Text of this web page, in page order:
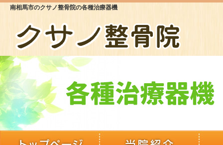
南相馬市のクサノ整骨院の各種治療器機
トップページ 当院紹